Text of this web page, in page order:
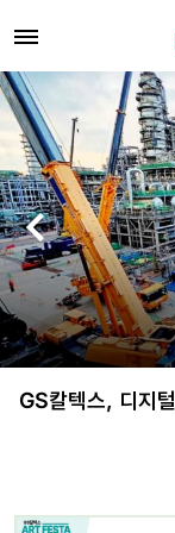
GS칼텍스 미
GS칼텍스, 디지